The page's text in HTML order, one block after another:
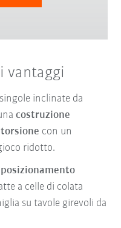
vantaggi
inclinate da
costruzione
con un
ridotto.
a celle di colata
su tavole girevoli da